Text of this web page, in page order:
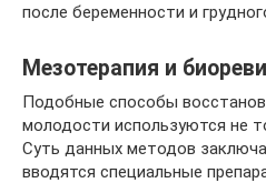
после беременности и
Мезотерапия и
Подобные способы
молодости используются не
Суть данных методов
вводятся специальные